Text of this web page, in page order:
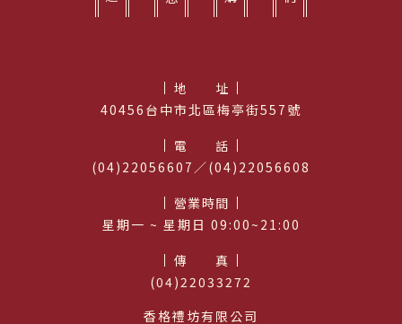
地址
40456台中市北區梅亭街557號
電話
(04)22056607／(04)22056608
營業時間
星期⼀ ~ 星期日 09:00~21:00
傳真
(04)22033272
香格禮坊有限公司